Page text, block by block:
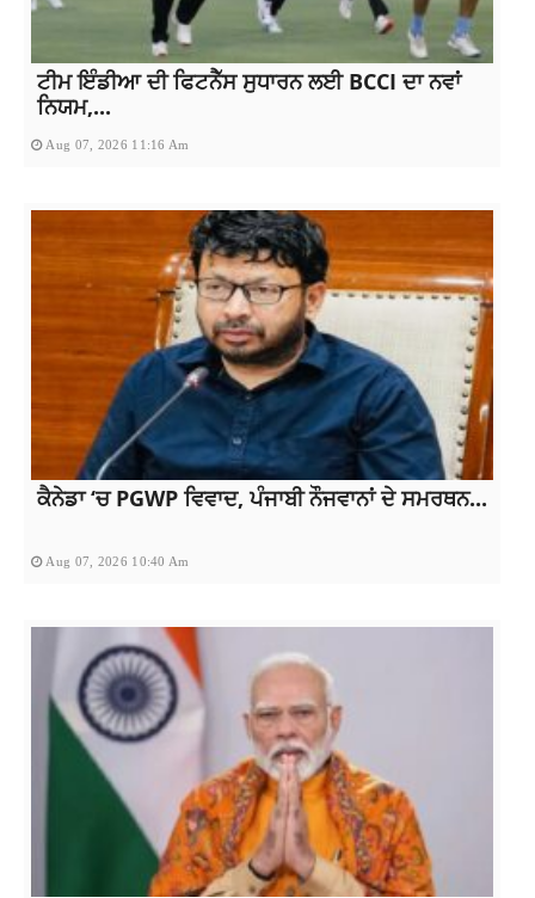
ਟੀਮ ਇੰਡੀਆ ਦੀ ਫਿਟਨੈੱਸ ਸੁਧਾਰਨ ਲਈ BCCI ਦਾ ਨਵਾਂ
ਨਿਯਮ,...
Aug 07, 2026 11:16 Am
ਕੈਨੇਡਾ ‘ਚ PGWP ਵਿਵਾਦ, ਪੰਜਾਬੀ ਨੌਜਵਾਨਾਂ ਦੇ ਸਮਰਥਨ...
Aug 07, 2026 10:40 Am